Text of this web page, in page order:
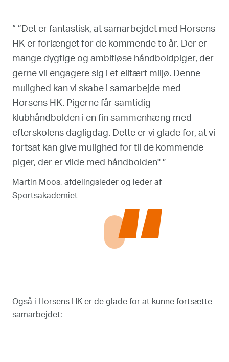
“ ”Det er fantastisk, at samarbejdet med Horsens
HK er forlænget for de kommende to år. Der er
mange dygtige og ambitiøse håndboldpiger, der
gerne vil engagere sig i et elitært miljø. Denne
mulighed kan vi skabe i samarbejde med
Horsens HK. Pigerne får samtidig
klubhåndbolden i en fin sammenhæng med
efterskolens dagligdag. Dette er vi glade for, at vi
fortsat kan give mulighed for til de kommende
piger, der er vilde med håndbolden" ”
Martin Moos, afdelingsleder og leder af
Sportsakademiet
“
Også i Horsens HK er de glade for at kunne fortsætte
samarbejdet: